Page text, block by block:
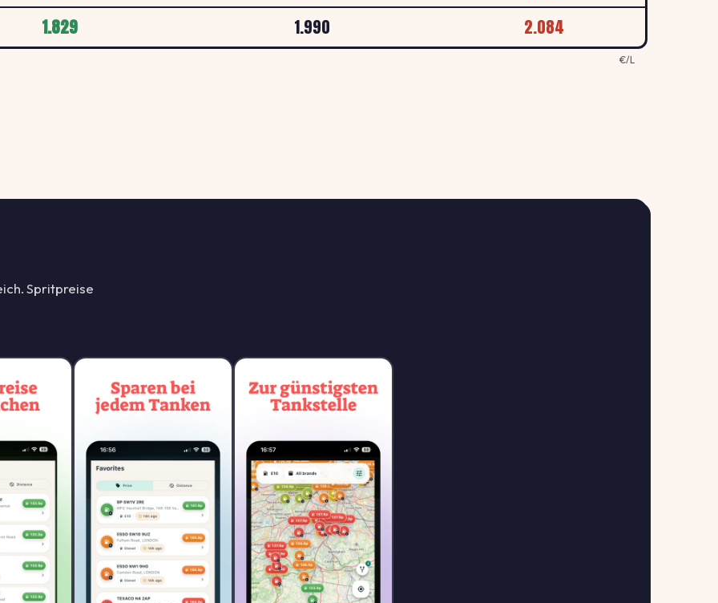
1.829 1.990 2.084
€/L
Spritpreise